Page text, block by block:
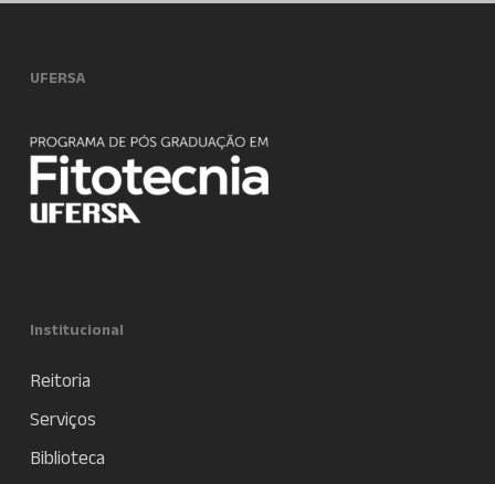
UFERSA
Institucional
Reitoria
Serviços
Biblioteca